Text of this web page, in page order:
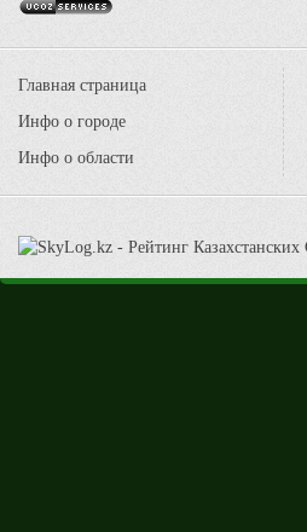
Главная страница
Инфо о городе
Инфо о области